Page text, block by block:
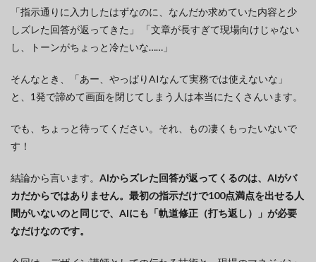
「指示通りに入力したはずなのに、なんだか求めていた内容と少
しズレた回答が返ってきた」 「文章が長すぎて現場向けじゃない
し、トーンがちょっと冷たいな……」
そんなとき、「あー、やっぱりAIなんて実務では使えないな」
と、1発で諦めて画面を閉じてしまう人は本当にたくさんいます。
でも、ちょっと待ってください。それ、もの凄くもったいないで
す！
結論から言います。 AIからズレた回答が返ってくるのは、AIがバ
カだからではありません。最初の指示だけで100点満点を出せる人
間がいないのと同じで、AIにも「軌道修正（打ち返し）」が必要
なだけなのです。